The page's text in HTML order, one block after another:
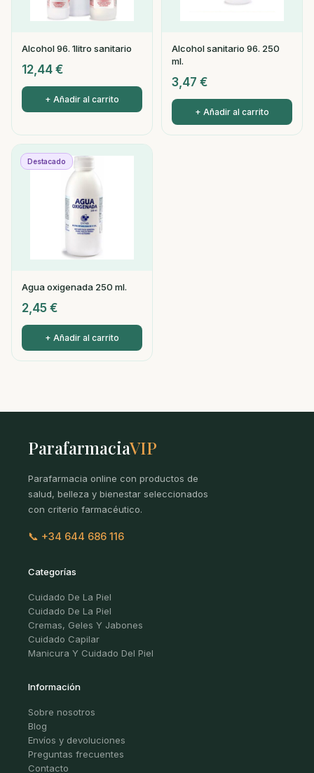
Alcohol 96. 1litro sanitario
12,44 €
+ Añadir al carrito
Alcohol sanitario 96. 250
ml.
3,47 €
+ Añadir al carrito
Destacado
Agua oxigenada 250 ml.
2,45 €
+ Añadir al carrito
ParafarmaciaVIP
Parafarmacia online con productos de
salud, belleza y bienestar seleccionados
con criterio farmacéutico.
📞 +34 644 686 116
Categorías
Cuidado De La Piel
Cuidado De La Piel
Cremas, Geles Y Jabones
Cuidado Capilar
Manicura Y Cuidado Del Piel
Información
Sobre nosotros
Blog
Envíos y devoluciones
Preguntas frecuentes
Contacto